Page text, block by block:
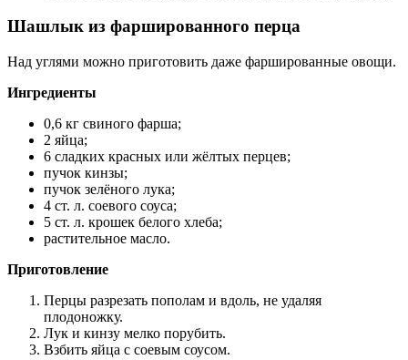
Шашлык из фаршированного перца
Над углями можно приготовить даже фаршированные овощи.
Ингредиенты
0,6 кг свиного фарша;
2 яйца;
6 сладких красных или жёлтых перцев;
пучок кинзы;
пучок зелёного лука;
4 ст. л. соевого соуса;
5 ст. л. крошек белого хлеба;
растительное масло.
Приготовление
Перцы разрезать пополам и вдоль, не удаляя
плодоножку.
Лук и кинзу мелко порубить.
Взбить яйца с соевым соусом.